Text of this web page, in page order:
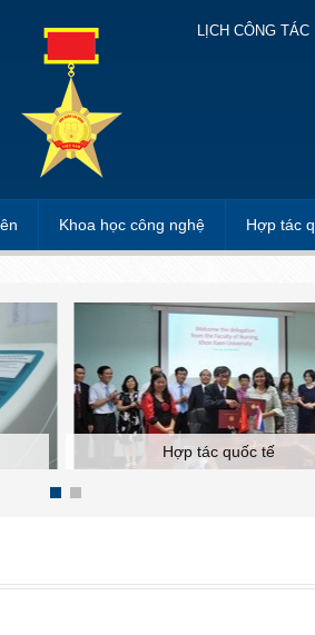
LỊCH CÔNG TÁC
Khoa học công nghệ Hợp tác
Hợp tác quốc tế